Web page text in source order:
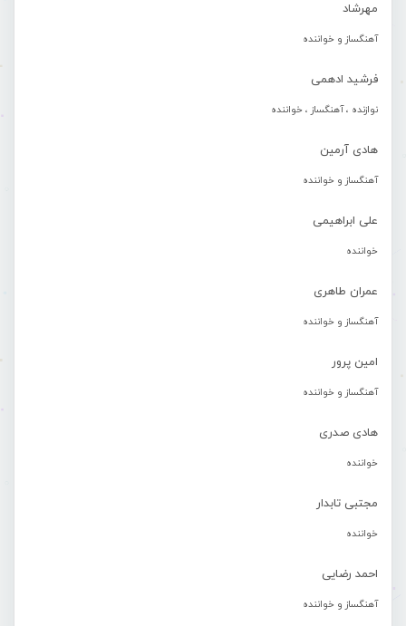
مهرشاد
آهنگساز و خواننده
فرشید ادهمی
نوازنده ، آهنگساز ، خواننده
هادی آرمین
آهنگساز و خواننده
علی ابراهیمی
خواننده
عمران طاهری
آهنگساز و خواننده
امین پرور
آهنگساز و خواننده
هادی صدری
خواننده
مجتبی تابدار
خواننده
احمد رضایی
آهنگساز و خواننده